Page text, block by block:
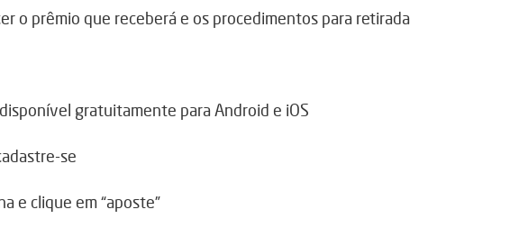
o prêmio que receberá e os procedimentos para retirada
gratuitamente para Android e iOS
se
e clique em “aposte”